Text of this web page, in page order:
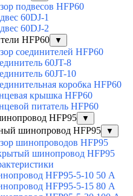
подвесов HFP60
60DJ-1
60DJ-2
HFP60
▼
соединителей HFP60
60JT-8
60JT-10
коробка HFP60
крышка HFP60
питатель HFP60
HFP95
▼
шинопровод HFP95 ▼
шинопроводов HFP95
шинопровод HFP95
HFP95-5-10 50 А
HFP95-5-15 80 А